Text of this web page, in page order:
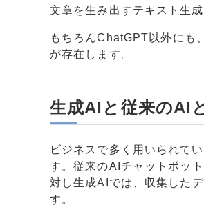
文章を生み出すテキスト生
もちろんChatGPT以外にも
が存在します。
生成AIと従来のAI
ビジネスで多く用いられて
す。従来のAIチャットボッ
対し生成AIでは、収集した
す。